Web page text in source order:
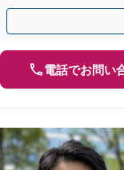
理から遺言書の作成・
電話でお問い